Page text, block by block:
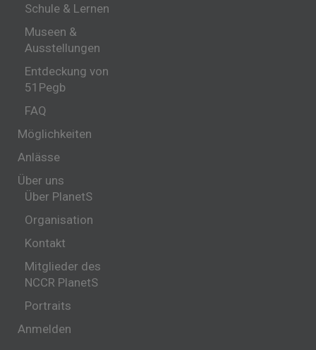
Schule & Lernen
Museen &
Ausstellungen
Entdeckung von
51Pegb
FAQ
Möglichkeiten
Anlässe
Über uns
Über PlanetS
Organisation
Kontakt
Mitglieder des
NCCR PlanetS
Portraits
Anmelden